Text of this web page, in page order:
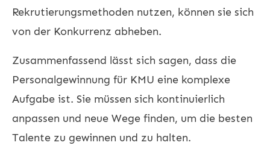
Rekrutierungsmethoden nutzen, können sie sich
von der Konkurrenz abheben.
Zusammenfassend lässt sich sagen, dass die
Personalgewinnung für KMU eine komplexe
Aufgabe ist. Sie müssen sich kontinuierlich
anpassen und neue Wege finden, um die besten
Talente zu gewinnen und zu halten.